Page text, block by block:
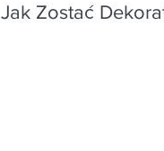
Jak Zostać